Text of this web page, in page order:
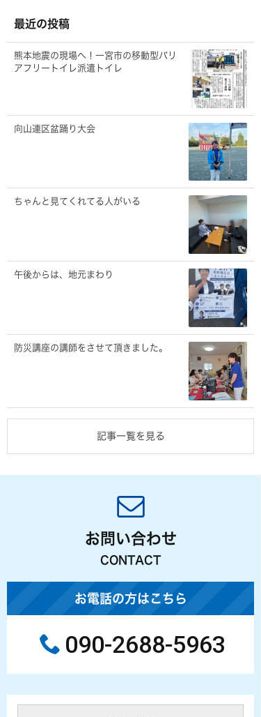
ブ
最近の投稿
熊本地震の現場へ！一宮市の移動型バリ
アフリートイレ派遣トイレ
向山連区盆踊り大会
ちゃんと見てくれてる人がいる
午後からは、地元まわり
防災講座の講師をさせて頂きました。
記事一覧を見る
お問い合わせ
CONTACT
お電話の方はこちら
090-2688-5963